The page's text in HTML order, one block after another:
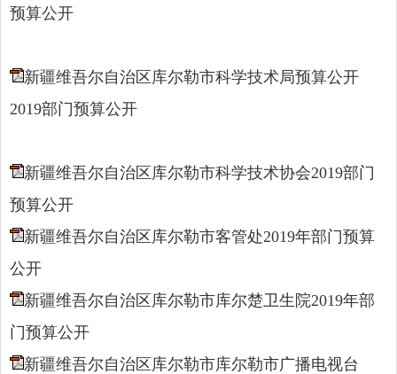
预算公开
新疆维吾尔自治区库尔勒市科学技术局预算公开
2019部门预算公开
新疆维吾尔自治区库尔勒市科学技术协会2019部门
预算公开
新疆维吾尔自治区库尔勒市客管处2019年部门预算
公开
新疆维吾尔自治区库尔勒市库尔楚卫生院2019年部
门预算公开
新疆维吾尔自治区库尔勒市库尔勒市广播电视台